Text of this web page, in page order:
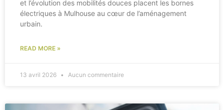
et l’évolution des mobilités douces placent les bornes
électriques à Mulhouse au cœur de l’aménagement
urbain.
READ MORE »
13 avril 2026 Aucun commentaire